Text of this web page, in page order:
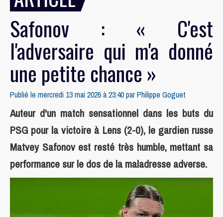
Safonov : « C'est
l'adversaire qui m'a donné
une petite chance »
Publié le mercredi 13 mai 2026 à 23:40 parPhilippe Goguet
Auteur d'un match sensationnel dans les buts du
PSG pour la victoire à Lens (2-0), le gardien russe
Matvey Safonov est resté très humble, mettant sa
performance sur le dos de la maladresse adverse.